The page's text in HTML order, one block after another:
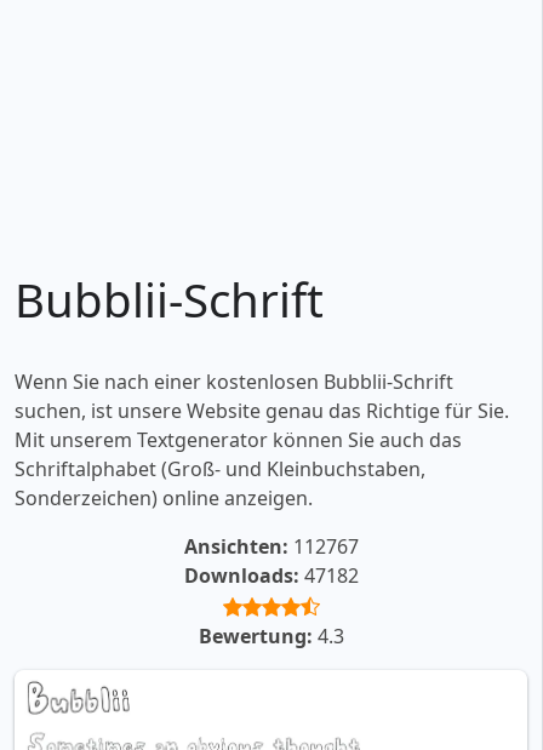
Bubblii-Schrift
Wenn Sie nach einer kostenlosen Bubblii-Schrift
suchen, ist unsere Website genau das Richtige für Sie.
Mit unserem Textgenerator können Sie auch das
Schriftalphabet (Groß- und Kleinbuchstaben,
Sonderzeichen) online anzeigen.
Ansichten: 112767
Downloads: 47182
Bewertung: 4.3